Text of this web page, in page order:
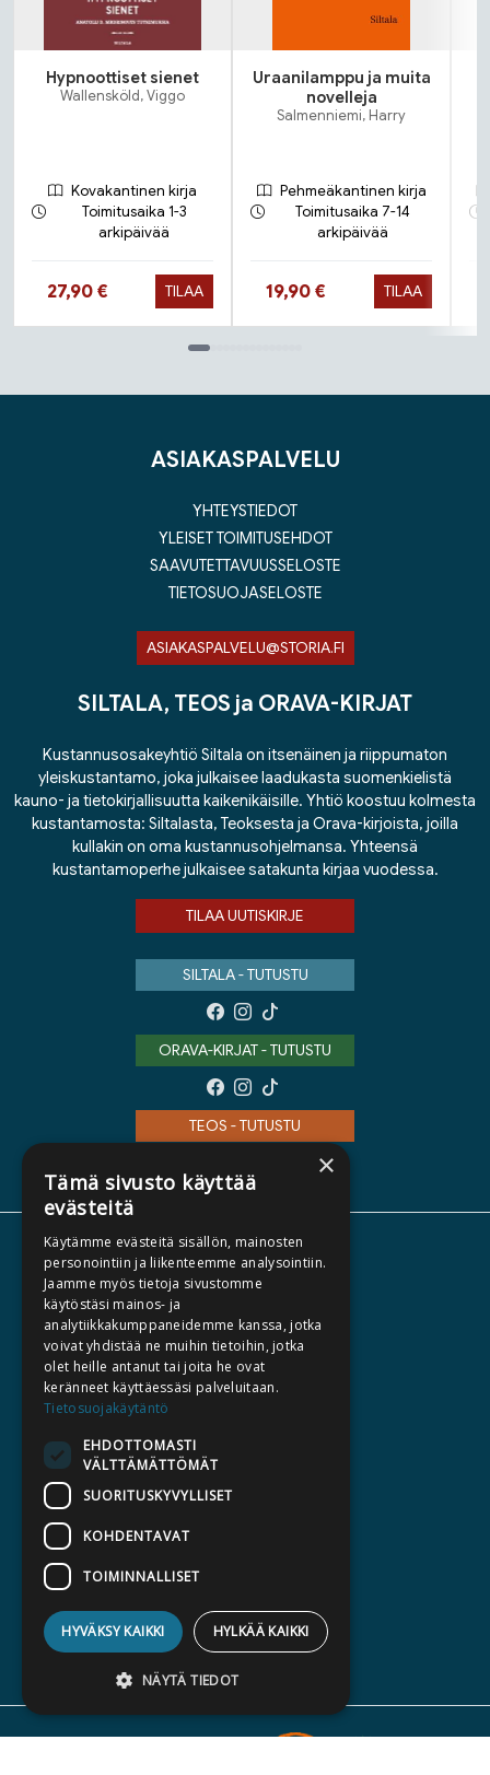
Hypnoottiset sienet
Wallensköld, Viggo
Kovakantinen kirja
Toimitusaika 1-3
arkipäivää
Hinta nyt
27,90 € TILAA
Uraanilamppu ja muita
novelleja
Salmenniemi, Harry
Pehmeäkantinen kirja
Toimitusaika 7-14
arkipäivää
Hinta nyt
19,90 € TILAA
ASIAKASPALVELU
YHTEYSTIEDOT
YLEISET TOIMITUSEHDOT
SAAVUTETTAVUUSSELOSTE
TIETOSUOJASELOSTE
ASIAKASPALVELU@STORIA.FI
SILTALA, TEOS ja ORAVA-KIRJAT
Kustannusosakeyhtiö Siltala on itsenäinen ja riippumaton
yleiskustantamo, joka julkaisee laadukasta suomenkielistä
kauno- ja tietokirjallisuutta kaikenikäisille. Yhtiö koostuu kolmesta
kustantamosta: Siltalasta, Teoksesta ja Orava-kirjoista, joilla
kullakin on oma kustannusohjelmansa. Yhteensä
kustantamoperhe julkaisee satakunta kirjaa vuodessa.
TILAA UUTISKIRJE
SILTALA - TUTUSTU
ORAVA-KIRJAT - TUTUSTU
TEOS - TUTUSTU
TIETOA MEISTÄ
TEKIJÄT
KATALOGIT
AJANKOHTAISTA
HALUATKO KIRJAILIJAKSI
KIRJA TILAUSTYÖNÄ
MEDIALLE
LASKUTUSOSOITTEET
ENNAKKOTILATTAVAT
LAHJAKORTTI
×
Tämä sivusto käyttää
evästeitä
Käytämme evästeitä sisällön, mainosten
personointiin ja liikenteemme analysointiin.
Jaamme myös tietoja sivustomme
käytöstäsi mainos- ja
analytiikkakumppaneidemme kanssa, jotka
voivat yhdistää ne muihin tietoihin, jotka
olet heille antanut tai joita he ovat
keränneet käyttäessäsi palveluitaan.
Tietosuojakäytäntö
EHDOTTOMASTI
VÄLTTÄMÄTTÖMÄT
SUORITUSKYVYLLISET
KOHDENTAVAT
TOIMINNALLISET
HYVÄKSY KAIKKI HYLKÄÄ KAIKKI
NÄYTÄ TIEDOT